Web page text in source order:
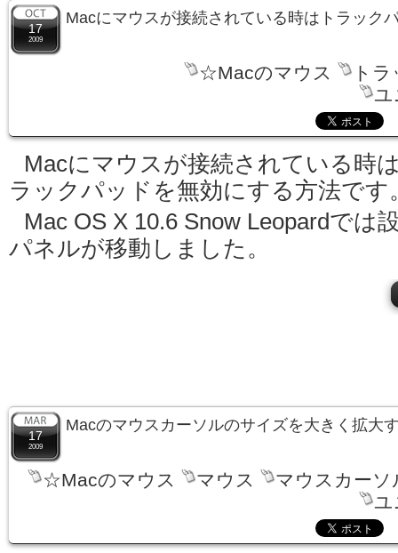
17
2009
Macにマウスが接続されている時はトラック
☆Macのマウス
ト
ユ
Macにマウスが接続されている時
ラックパッドを無効にする方法です
Mac OS X 10.6 Snow Leopardでは
パネルが移動しました。
17
2009
Macのマウスカーソルのサイズを大きく拡大
☆Macのマウス マウス
マウスカーソ
ユ